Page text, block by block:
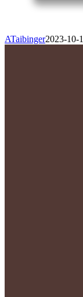
ATaibinger2023-10-